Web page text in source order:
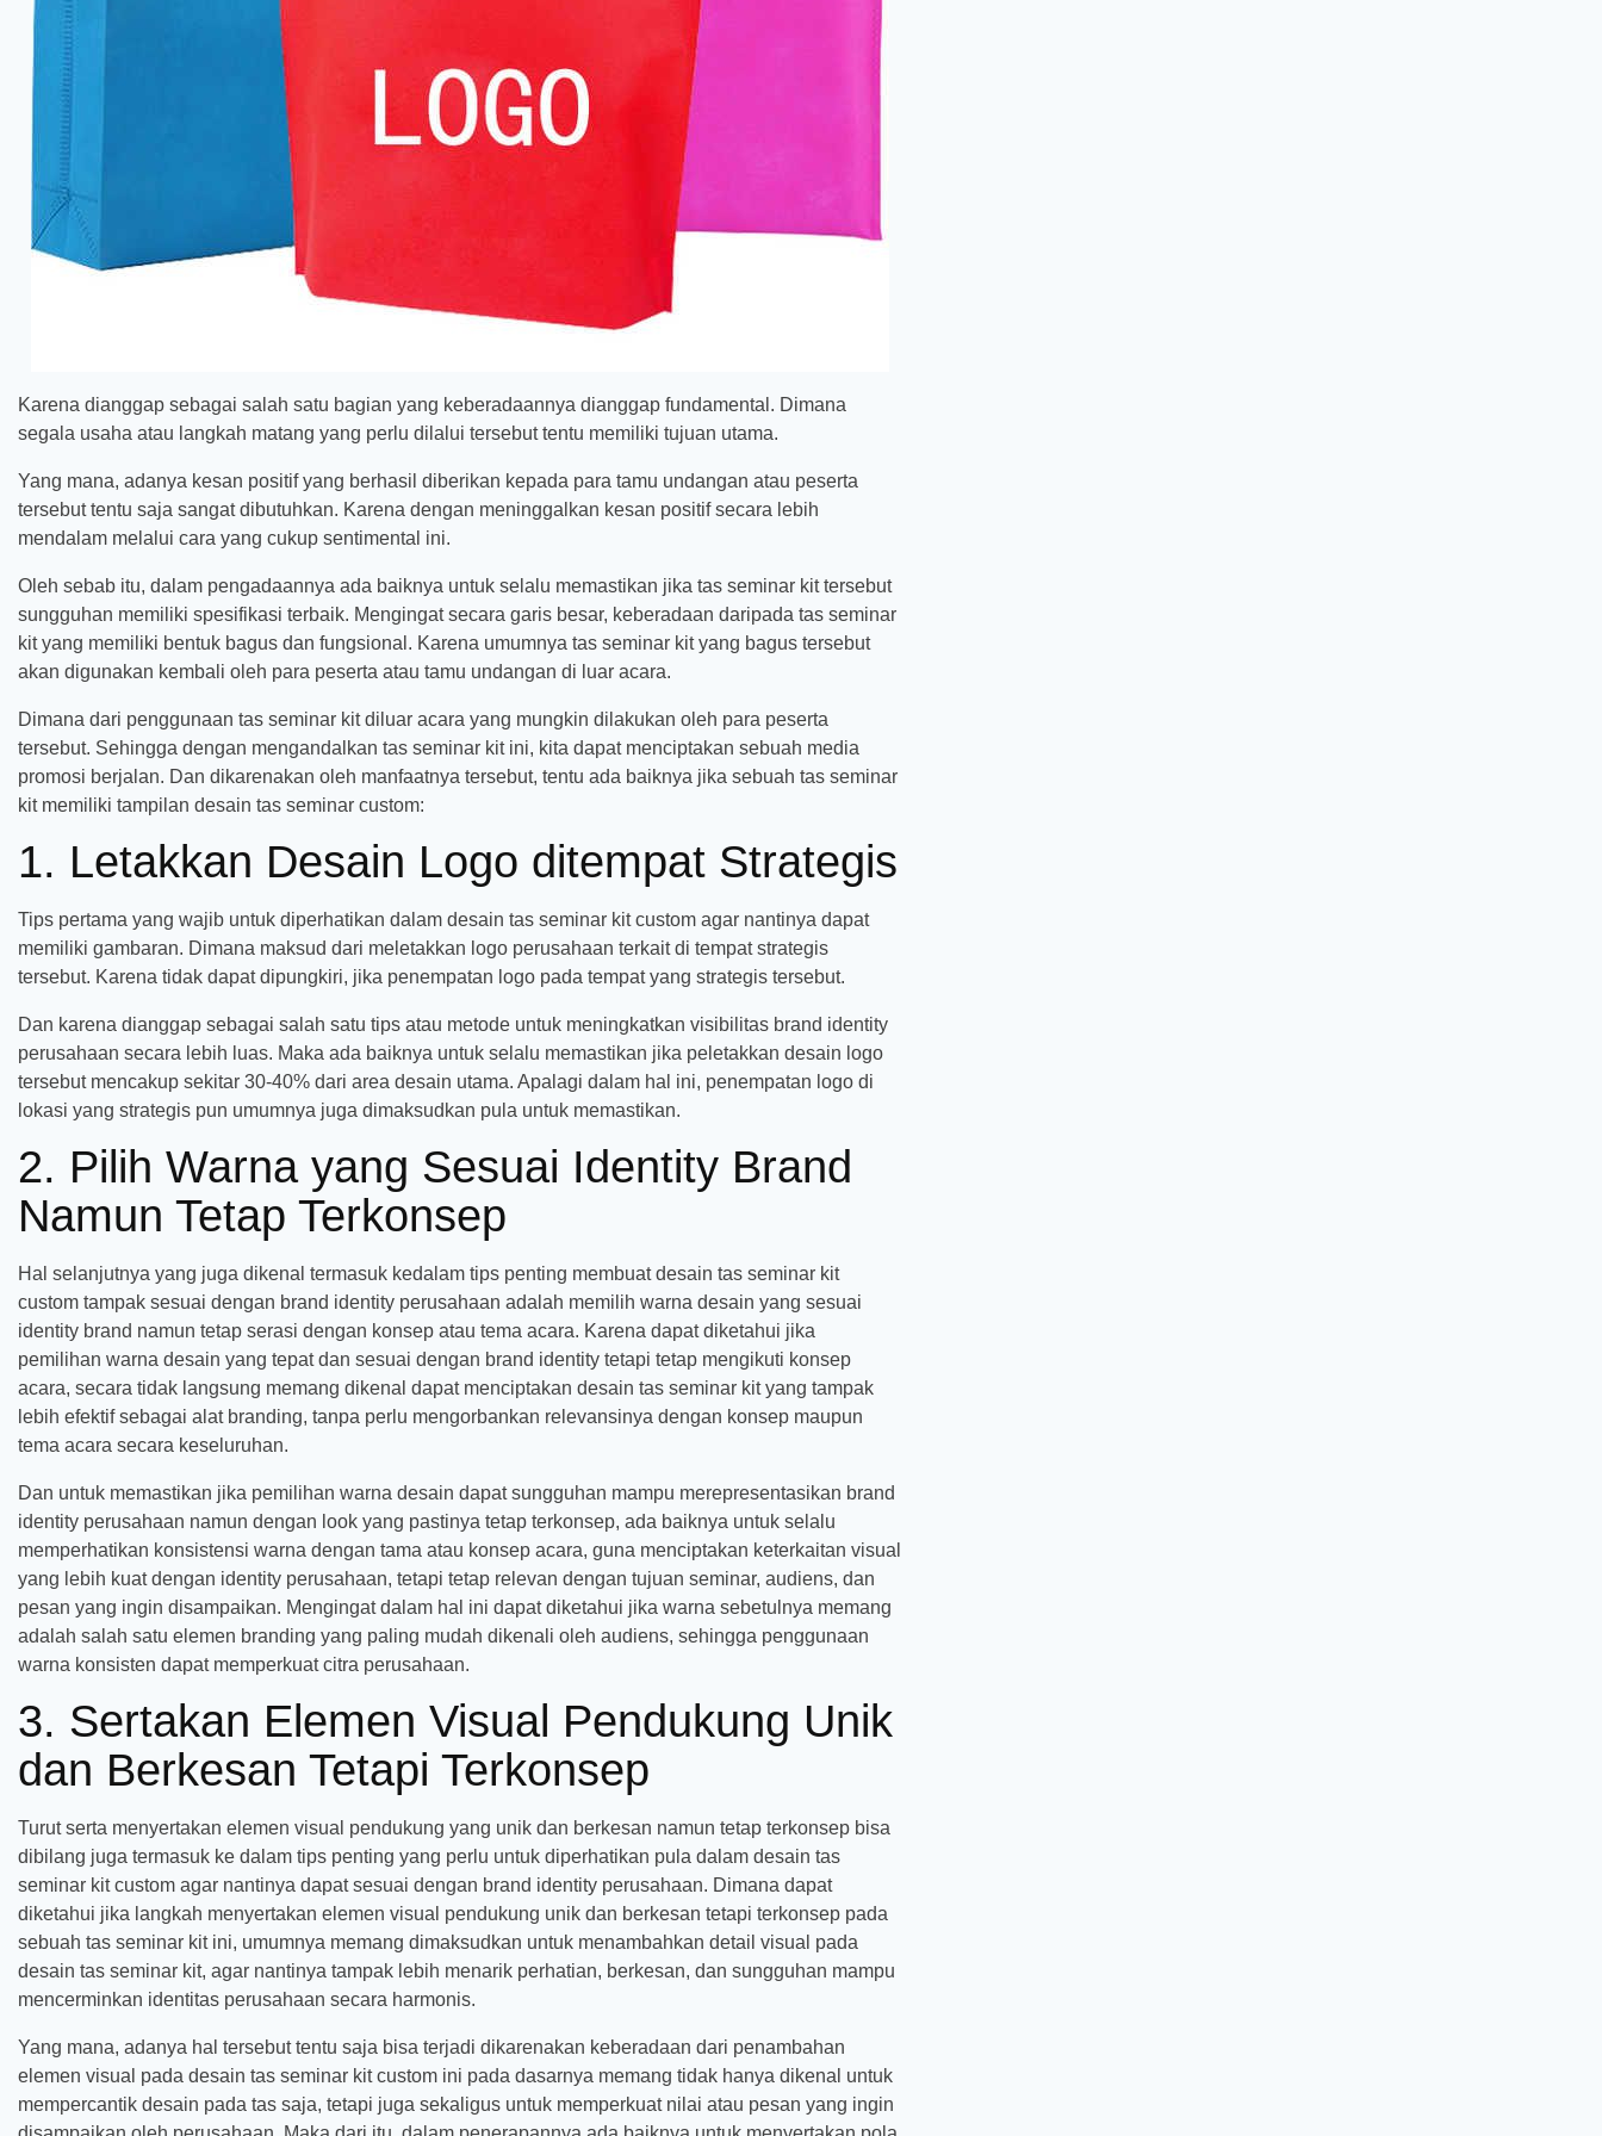
Karena dianggap sebagai salah satu bagian yang keberadaannya dianggap fundamental. Dimana
segala usaha atau langkah matang yang perlu dilalui tersebut tentu memiliki tujuan utama.
Yang mana, adanya kesan positif yang berhasil diberikan kepada para tamu undangan atau peserta
tersebut tentu saja sangat dibutuhkan. Karena dengan meninggalkan kesan positif secara lebih
mendalam melalui cara yang cukup sentimental ini.
Oleh sebab itu, dalam pengadaannya ada baiknya untuk selalu memastikan jika tas seminar kit tersebut
sungguhan memiliki spesifikasi terbaik. Mengingat secara garis besar, keberadaan daripada tas seminar
kit yang memiliki bentuk bagus dan fungsional. Karena umumnya tas seminar kit yang bagus tersebut
akan digunakan kembali oleh para peserta atau tamu undangan di luar acara.
Dimana dari penggunaan tas seminar kit diluar acara yang mungkin dilakukan oleh para peserta
tersebut. Sehingga dengan mengandalkan tas seminar kit ini, kita dapat menciptakan sebuah media
promosi berjalan. Dan dikarenakan oleh manfaatnya tersebut, tentu ada baiknya jika sebuah tas seminar
kit memiliki tampilan desain tas seminar custom:
1. Letakkan Desain Logo ditempat Strategis
Tips pertama yang wajib untuk diperhatikan dalam desain tas seminar kit custom agar nantinya dapat
memiliki gambaran. Dimana maksud dari meletakkan logo perusahaan terkait di tempat strategis
tersebut. Karena tidak dapat dipungkiri, jika penempatan logo pada tempat yang strategis tersebut.
Dan karena dianggap sebagai salah satu tips atau metode untuk meningkatkan visibilitas brand identity
perusahaan secara lebih luas. Maka ada baiknya untuk selalu memastikan jika peletakkan desain logo
tersebut mencakup sekitar 30-40% dari area desain utama. Apalagi dalam hal ini, penempatan logo di
lokasi yang strategis pun umumnya juga dimaksudkan pula untuk memastikan.
2. Pilih Warna yang Sesuai Identity Brand
Namun Tetap Terkonsep
Hal selanjutnya yang juga dikenal termasuk kedalam tips penting membuat desain tas seminar kit
custom tampak sesuai dengan brand identity perusahaan adalah memilih warna desain yang sesuai
identity brand namun tetap serasi dengan konsep atau tema acara. Karena dapat diketahui jika
pemilihan warna desain yang tepat dan sesuai dengan brand identity tetapi tetap mengikuti konsep
acara, secara tidak langsung memang dikenal dapat menciptakan desain tas seminar kit yang tampak
lebih efektif sebagai alat branding, tanpa perlu mengorbankan relevansinya dengan konsep maupun
tema acara secara keseluruhan.
Dan untuk memastikan jika pemilihan warna desain dapat sungguhan mampu merepresentasikan brand
identity perusahaan namun dengan look yang pastinya tetap terkonsep, ada baiknya untuk selalu
memperhatikan konsistensi warna dengan tama atau konsep acara, guna menciptakan keterkaitan visual
yang lebih kuat dengan identity perusahaan, tetapi tetap relevan dengan tujuan seminar, audiens, dan
pesan yang ingin disampaikan. Mengingat dalam hal ini dapat diketahui jika warna sebetulnya memang
adalah salah satu elemen branding yang paling mudah dikenali oleh audiens, sehingga penggunaan
warna konsisten dapat memperkuat citra perusahaan.
3. Sertakan Elemen Visual Pendukung Unik
dan Berkesan Tetapi Terkonsep
Turut serta menyertakan elemen visual pendukung yang unik dan berkesan namun tetap terkonsep bisa
dibilang juga termasuk ke dalam tips penting yang perlu untuk diperhatikan pula dalam desain tas
seminar kit custom agar nantinya dapat sesuai dengan brand identity perusahaan. Dimana dapat
diketahui jika langkah menyertakan elemen visual pendukung unik dan berkesan tetapi terkonsep pada
sebuah tas seminar kit ini, umumnya memang dimaksudkan untuk menambahkan detail visual pada
desain tas seminar kit, agar nantinya tampak lebih menarik perhatian, berkesan, dan sungguhan mampu
mencerminkan identitas perusahaan secara harmonis.
Yang mana, adanya hal tersebut tentu saja bisa terjadi dikarenakan keberadaan dari penambahan
elemen visual pada desain tas seminar kit custom ini pada dasarnya memang tidak hanya dikenal untuk
mempercantik desain pada tas saja, tetapi juga sekaligus untuk memperkuat nilai atau pesan yang ingin